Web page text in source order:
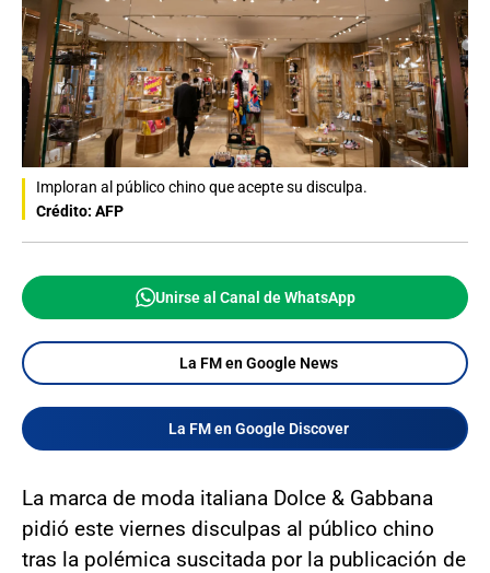
Imploran al público chino que acepte su disculpa.
Crédito: AFP
Unirse al Canal de WhatsApp
La FM en Google News
La FM en Google Discover
La marca de moda italiana Dolce & Gabbana
pidió este viernes disculpas al público chino
tras la polémica suscitada por la publicación de